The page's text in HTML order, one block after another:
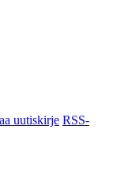
uutiskirje RSS-